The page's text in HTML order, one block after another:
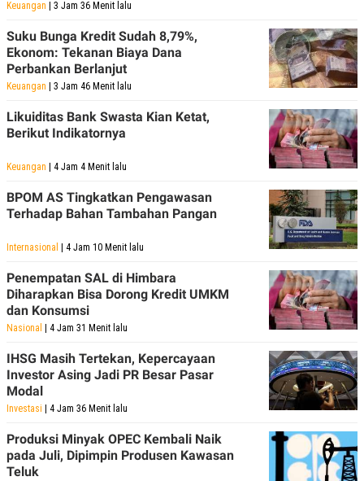
Keuangan | 3 Jam 36 Menit lalu
Suku Bunga Kredit Sudah 8,79%,
Ekonom: Tekanan Biaya Dana
Perbankan Berlanjut
Keuangan | 3 Jam 46 Menit lalu
Likuiditas Bank Swasta Kian Ketat,
Berikut Indikatornya
Keuangan | 4 Jam 4 Menit lalu
BPOM AS Tingkatkan Pengawasan
Terhadap Bahan Tambahan Pangan
Internasional | 4 Jam 10 Menit lalu
Penempatan SAL di Himbara
Diharapkan Bisa Dorong Kredit UMKM
dan Konsumsi
Nasional | 4 Jam 31 Menit lalu
IHSG Masih Tertekan, Kepercayaan
Investor Asing Jadi PR Besar Pasar
Modal
Investasi | 4 Jam 36 Menit lalu
Produksi Minyak OPEC Kembali Naik
pada Juli, Dipimpin Produsen Kawasan
Teluk